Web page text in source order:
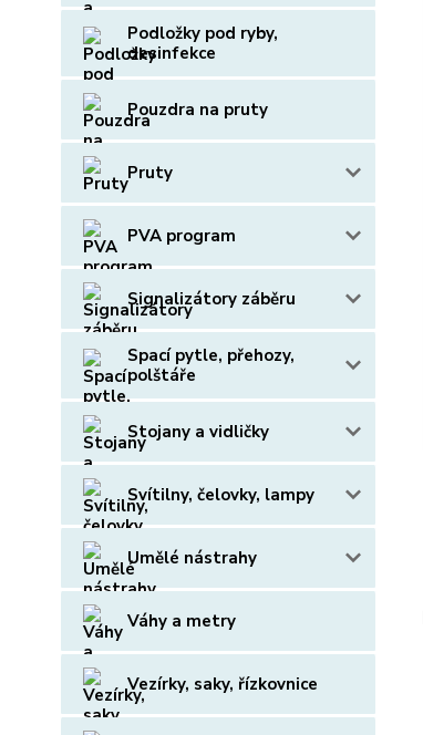
Podložky pod ryby,
desinfekce
Pouzdra na pruty
Pruty
PVA program
Signalizátory záběru
Spací pytle, přehozy,
polštáře
Stojany a vidličky
Svítilny, čelovky, lampy
Umělé nástrahy
Váhy a metry
Vezírky, saky, řízkovnice